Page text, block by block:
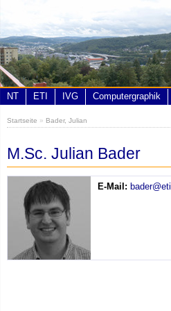
NT ETI IVG Computergraphik
Sie sind hier
Startseite » Bader, Julian
M.Sc. Julian Bader
E-Mail: